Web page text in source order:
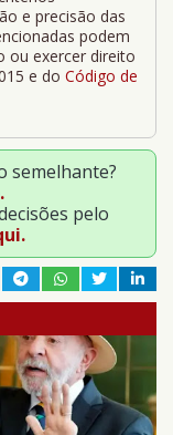
e precisão das
podem
ou exercer direito
e do Código de
semelhante?
pelo